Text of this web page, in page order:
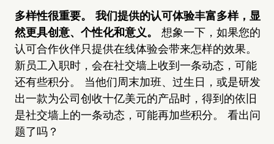
多样性很重要。 我们提供的认可体验丰富多样，显
然更具创意、个性化和意义。 想象一下，如果您的
认可合作伙伴只提供在线体验会带来怎样的效果。
新员工入职时，会在社交墙上收到一条动态，可能
还有些积分。 当他们周末加班、过生日，或是研发
出一款为公司创收十亿美元的产品时，得到的依旧
是社交墙上的一条动态，可能再加些积分。 看出问
题了吗？